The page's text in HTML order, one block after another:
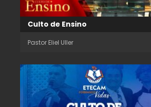
Culto de Ensino
Pastor Eliel Uller